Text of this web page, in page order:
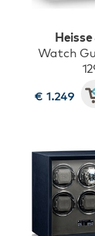
Watch
€ 1.249